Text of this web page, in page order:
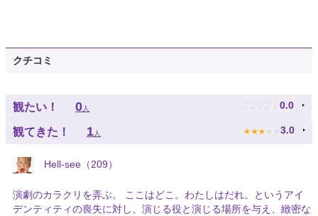
クチコミ
観たい！ 0人 ♪ ♪ ♪ ♪ ♪ 0.0
観てきた！ 1人 ★ ★ ★ ★ ★ 3.0
Hell-see（209）
演劇のカラクリを弄ぶ。 ここはどこ。わたしはだれ。というアイ
デンティティの喪失に対し、演じる役と演じる場所を与え、緻密な